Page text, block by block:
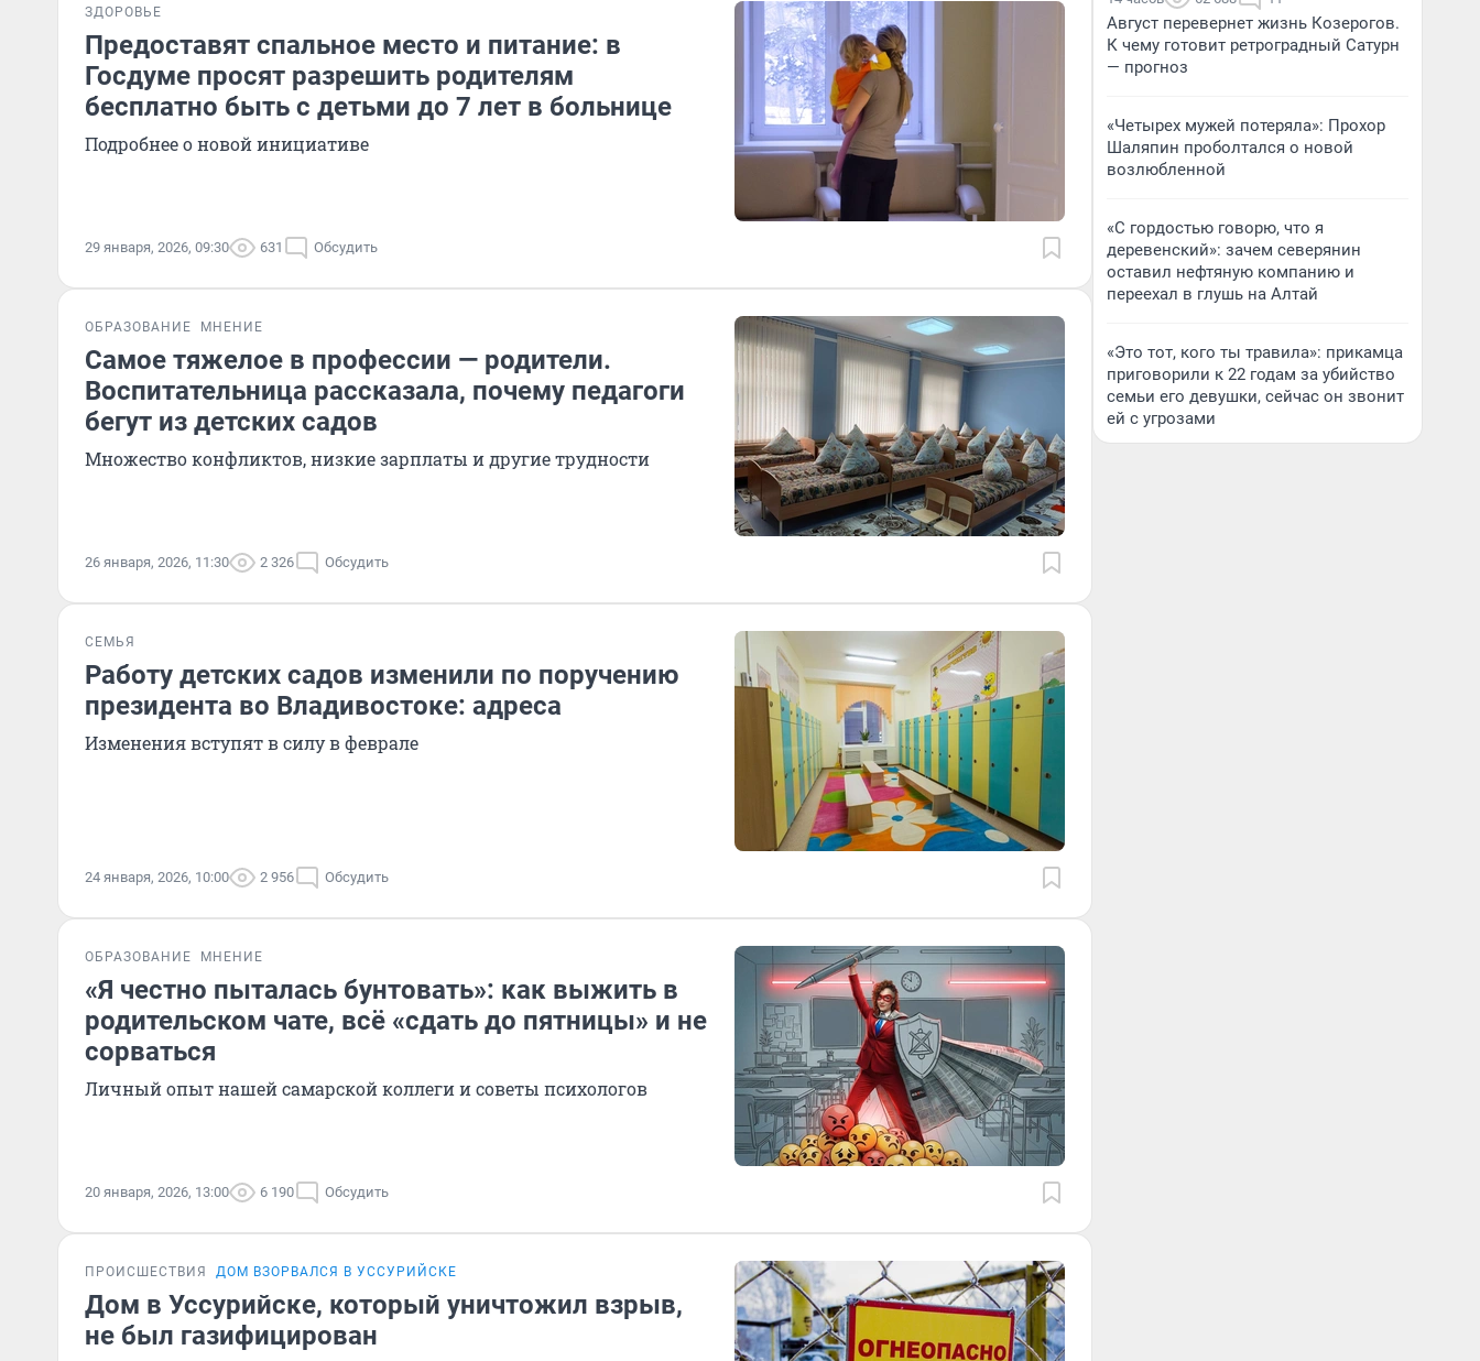
ЗДОРОВЬЕ
Предоставят спальное место и питание: в
Госдуме просят разрешить родителям
бесплатно быть с детьми до 7 лет в больнице
Подробнее о новой инициативе
29 января, 2026, 09:30 631 Обсудить
ОБРАЗОВАНИЕ МНЕНИЕ
Самое тяжелое в профессии — родители.
Воспитательница рассказала, почему педагоги
бегут из детских садов
Множество конфликтов, низкие зарплаты и другие трудности
26 января, 2026, 11:30 2 326 Обсудить
СЕМЬЯ
Работу детских садов изменили по поручению
президента во Владивостоке: адреса
Изменения вступят в силу в феврале
24 января, 2026, 10:00 2 956 Обсудить
ОБРАЗОВАНИЕ МНЕНИЕ
«Я честно пыталась бунтовать»: как выжить в
родительском чате, всё «сдать до пятницы» и не
сорваться
Личный опыт нашей самарской коллеги и советы психологов
20 января, 2026, 13:00 6 190 Обсудить
ПРОИСШЕСТВИЯ ДОМ ВЗОРВАЛСЯ В УССУРИЙСКЕ
Дом в Уссурийске, который уничтожил взрыв,
не был газифицирован
Август перевернет жизнь Козерогов.
К чему готовит ретроградный Сатурн
— прогноз
«Четырех мужей потеряла»: Прохор
Шаляпин проболтался о новой
возлюбленной
«С гордостью говорю, что я
деревенский»: зачем северянин
оставил нефтяную компанию и
переехал в глушь на Алтай
«Это тот, кого ты травила»: прикамца
приговорили к 22 годам за убийство
семьи его девушки, сейчас он звонит
ей с угрозами